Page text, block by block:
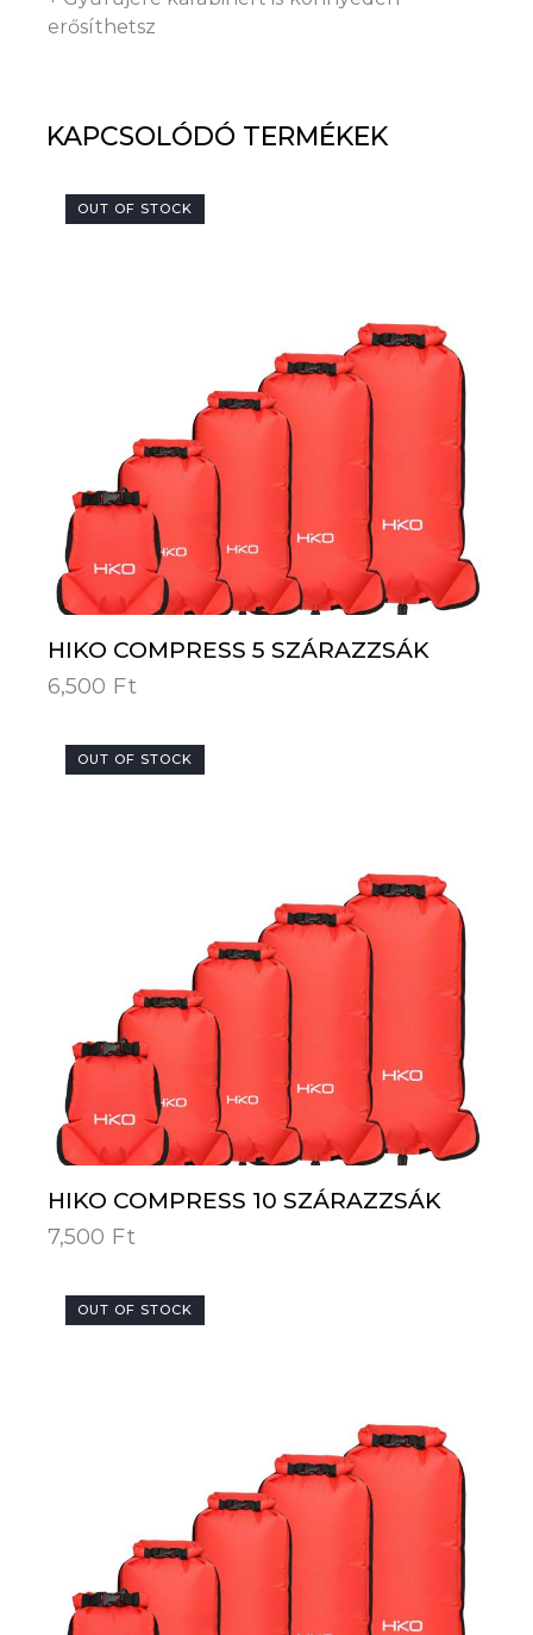
erősíthetsz
KAPCSOLÓDÓ TERMÉKEK
OUT OF STOCK
HIKO COMPRESS 5 SZÁRAZZSÁK
6,500 Ft
OUT OF STOCK
HIKO COMPRESS 10 SZÁRAZZSÁK
7,500 Ft
OUT OF STOCK